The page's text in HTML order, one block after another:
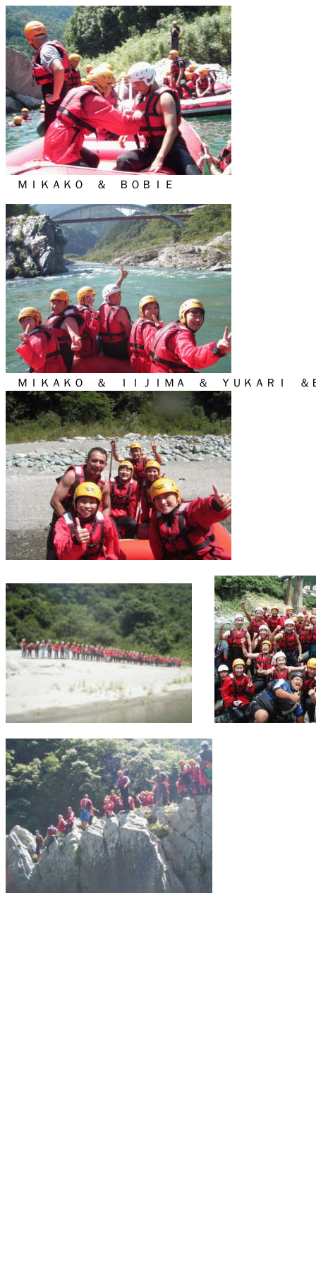
ＭＩＫＡＫＯ ＆ ＢＯＢＩＥ
ＭＩＫＡＫＯ ＆ ＩＩＪＩＭＡ ＆ ＹＵＫＡＲＩ ＆